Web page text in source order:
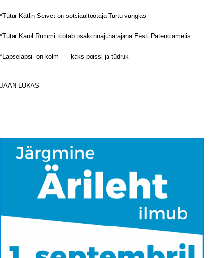
*Tütar Kätlin Servet on sotsiaaltöötaja Tartu vanglas
*Tütar Karol Rummi töötab osakonnajuhatajana Eesti Patendiametis
*Lapselapsi on kolm — kaks poissi ja tüdruk
JAAN LUKAS